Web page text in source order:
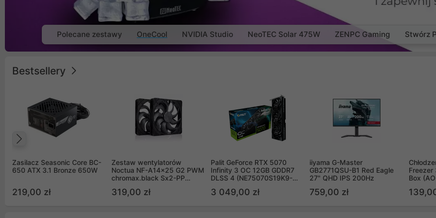
Polecane zestawy OneCool NVIDIA Studio NeoTEC Solar 475W ZENPC Gaming Stwórz
Bestsellery
Zasilacz Seasonic Core BC-
650 ATX 3.1 Bronze 650W
219,00 zł
Zestaw wentylatorów
Noctua NF-A14x25 G2 PWM
chromax.black Sx2-PP
(2szt)
319,00 zł
Palit GeForce RTX 5070
Infinity 3 OC 12GB GDDR7
DLSS 4 (NE75070S19K9-
3 049,00 zł
iiyama G-Master
GB2771QSU-B1 Red Eagle
27" QHD IPS 200Hz
759,00 zł
Freezer
Box